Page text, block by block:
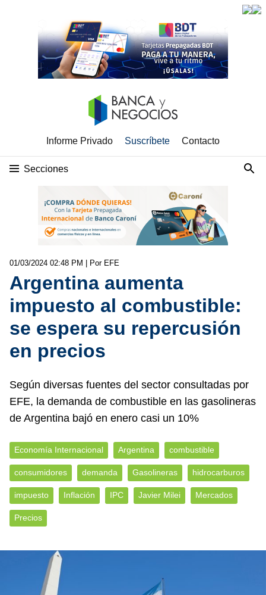
Informe Privado Suscríbete Contacto
Secciones
01/03/2024 02:48 PM | Por EFE
Argentina aumenta
impuesto al combustible:
se espera su repercusión
en precios
Según diversas fuentes del sector consultadas por
EFE, la demanda de combustible en las gasolineras
de Argentina bajó en enero casi un 10%
Economía Internacional Argentina combustible
consumidores demanda Gasolineras hidrocarburos
impuesto Inflación IPC Javier Milei Mercados
Precios